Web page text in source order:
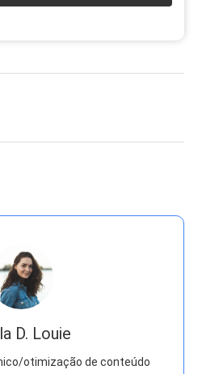
D. Louie
otimização de conteúdo